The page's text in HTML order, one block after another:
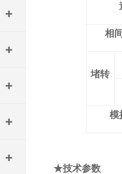
相
堵转
模
★技术参数